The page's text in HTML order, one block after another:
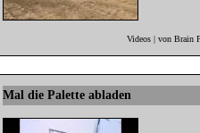
Videos | von Brain
Mal die Palette abladen